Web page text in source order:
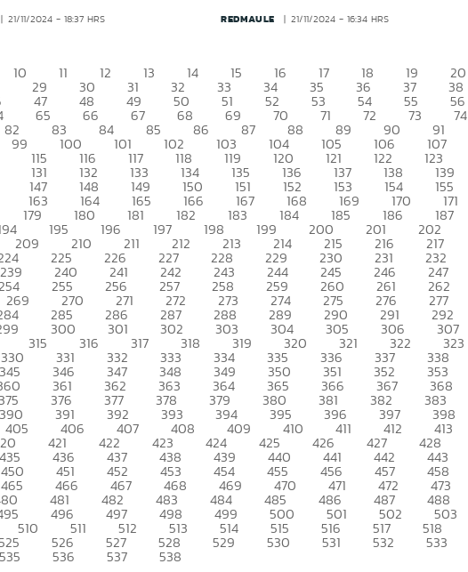
21/11/2024 - 18:37 HRS REDMAULE 21/11/2024 - 16:34 HRS
10 11 12 13 14 15 16 17 18 19 20
29 30 31 32 33 34 35 36 37 38
47 48 49 50 51 52 53 54 55 56
65 66 67 68 69 70 71 72 73 74
82 83 84 85 86 87 88 89 90 91
99 100 101 102 103 104 105 106 107
115 116 117 118 119 120 121 122 123
131 132 133 134 135 136 137 138 139
147 148 149 150 151 152 153 154 155
163 164 165 166 167 168 169 170 171
179 180 181 182 183 184 185 186 187
195 196 197 198 199 200 201 202
209 210 211 212 213 214 215 216 217
225 226 227 228 229 230 231 232
239 240 241 242 243 244 245 246 247
255 256 257 258 259 260 261 262
269 270 271 272 273 274 275 276 277
285 286 287 288 289 290 291 292
300 301 302 303 304 305 306 307
315 316 317 318 319 320 321 322 323
330 331 332 333 334 335 336 337 338
345 346 347 348 349 350 351 352 353
361 362 363 364 365 366 367 368
376 377 378 379 380 381 382 383
390 391 392 393 394 395 396 397 398
405 406 407 408 409 410 411 412 413
421 422 423 424 425 426 427 428
435 436 437 438 439 440 441 442 443
450 451 452 453 454 455 456 457 458
465 466 467 468 469 470 471 472 473
481 482 483 484 485 486 487 488
496 497 498 499 500 501 502 503
510 511 512 513 514 515 516 517 518
526 527 528 529 530 531 532 533
535 536 537 538